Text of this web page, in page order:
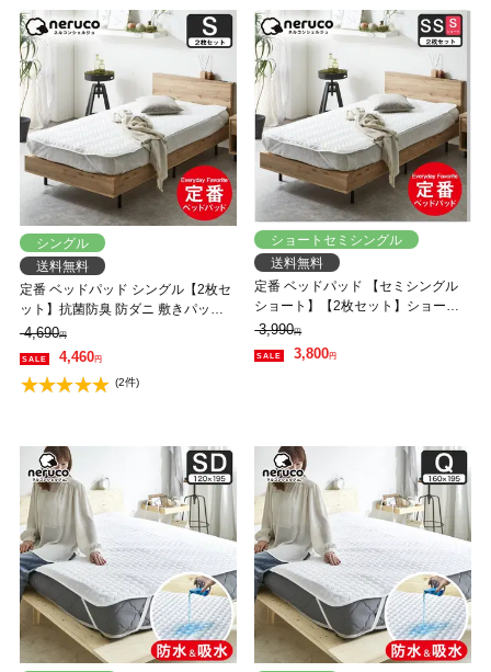
シングル
送料無料
定番 ベッドパッド シングル【2枚セ
ット】抗菌防臭 防ダニ 敷きパッド
オールシーズン 洗えるキナリ エク
4,690円
4,460円
(2件)
ショートセミシングル
送料無料
定番 ベッドパッド 【セミシングル
ショート】【2枚セット】ショート
サイズ 抗菌防臭 防ダニ 敷きパッド
オールシーズン 洗えるキナリ エク
リュ
3,990円
3,800円